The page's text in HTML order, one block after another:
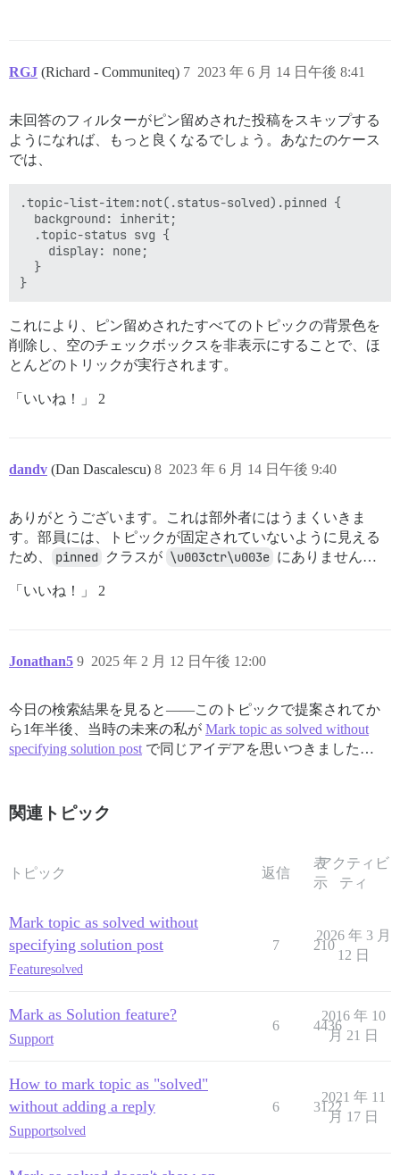
RGJ (Richard - Communiteq) 2023 年 6 月 14 日午後 8:41
7
未回答のフィルターがピン留めされた投稿をスキップする
ようになれば、もっと良くなるでしょう。あなたのケース
では、
.topic-list-item:not(.status-solved).pinned {
  background: inherit;
  .topic-status svg {
    display: none;
  }
これにより、ピン留めされたすべてのトピックの背景色を
削除し、空のチェックボックスを非表示にすることで、ほ
とんどのトリックが実行されます。
「いいね！」 2
dandv (Dan Dascalescu) 2023 年 6 月 14 日午後 9:40
8
ありがとうございます。これは部外者にはうまくいきま
す。部員には、トピックが固定されていないように見える
ため、
pinned クラスが \u003ctr\u003e にありません…
「いいね！」 2
Jonathan5 2025 年 2 月 12 日午後 12:00
9
今日の検索結果を見ると――このトピックで提案されてか
ら1年半後、当時の未来の私が Mark topic as solved without
specifying solution post で同じアイデアを思いつきました…
関連トピック
トピック 返信
表
示
アクティビ
ティ
Mark topic as solved without
specifying solution post
Featuresolved
7 210
2026 年 3 月
12 日
Mark as Solution feature?
Support
6 4436
2016 年 10
月 21 日
How to mark topic as "solved"
without adding a reply
Supportsolved
6 3122
2021 年 11
月 17 日